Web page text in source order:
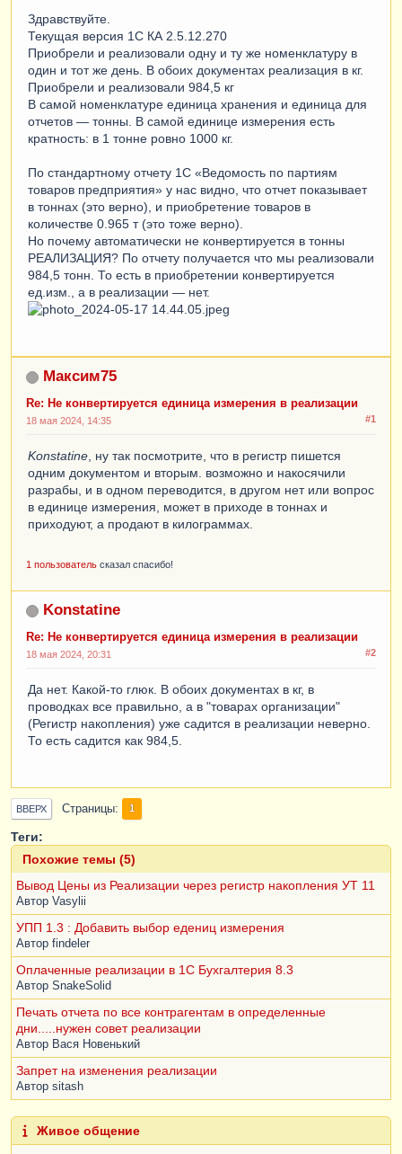
Здравствуйте.
Текущая версия 1С КА 2.5.12.270
Приобрели и реализовали одну и ту же номенклатуру в
один и тот же день. В обоих документах реализация в кг.
Приобрели и реализовали 984,5 кг
В самой номенклатуре единица хранения и единица для
отчетов — тонны. В самой единице измерения есть
кратность: в 1 тонне ровно 1000 кг.
По стандартному отчету 1С «Ведомость по партиям
товаров предприятия» у нас видно, что отчет показывает
в тоннах (это верно), и приобретение товаров в
количестве 0.965 т (это тоже верно).
Но почему автоматически не конвертируется в тонны
РЕАЛИЗАЦИЯ? По отчету получается что мы реализовали
984,5 тонн. То есть в приобретении конвертируется
ед.изм., а в реализации — нет.
Максим75
Re: Не конвертируется единица измерения в реализации
#1
18 мая 2024, 14:35
Konstatine , ну так посмотрите, что в регистр пишется
одним документом и вторым. возможно и накосячили
разрабы, и в одном переводится, в другом нет или вопрос
в единице измерения, может в приходе в тоннах и
приходуют, а продают в килограммах.
1 пользователь сказал спасибо!
Konstatine
Re: Не конвертируется единица измерения в реализации
#2
18 мая 2024, 20:31
Да нет. Какой-то глюк. В обоих документах в кг, в
проводках все правильно, а в "товарах организации"
(Регистр накопления) уже садится в реализации неверно.
То есть садится как 984,5.
ВВЕРХ Страницы 1
Теги:
Похожие темы (5)
Вывод Цены из Реализации через регистр накопления УТ 11
Автор Vasylii
УПП 1.3 : Добавить выбор едениц измерения
Автор findeler
Оплаченные реализации в 1С Бухгалтерия 8.3
Автор SnakeSolid
Печать отчета по все контрагентам в определенные
дни.....нужен совет реализации
Автор Вася Новенький
Запрет на изменения реализации
Автор sitash
Живое общение